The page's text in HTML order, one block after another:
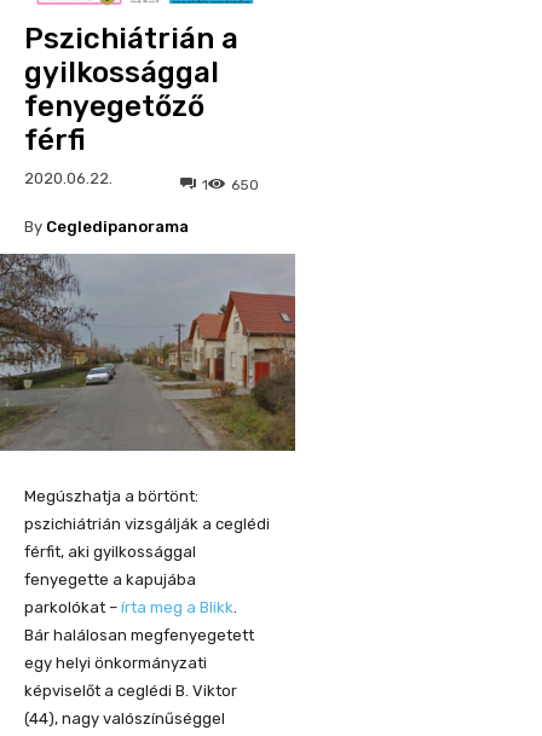
Pszichiátrián a
gyilkossággal
fenyegetőző
férfi
2020.06.22. 650
1
By Cegledipanorama
Megúszhatja a börtönt:
pszichiátrián vizsgálják a ceglédi
férfit, aki gyilkossággal
fenyegette a kapujába
parkolókat – írta meg a Blikk.
Bár halálosan megfenyegetett
egy helyi önkormányzati
képviselőt a ceglédi B. Viktor
(44), nagy valószínűséggel